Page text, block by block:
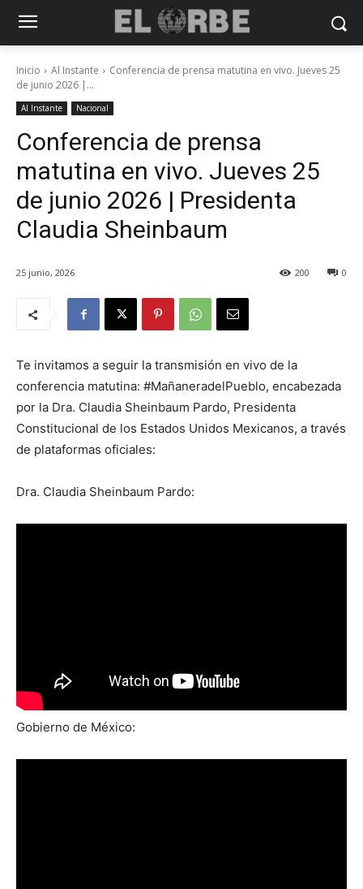
Inicio Al Instante
Conferencia de prensa matutina en vivo. Jueves 25
de junio 2026 |...
Al Instante Nacional
Conferencia de prensa
matutina en vivo. Jueves 25
de junio 2026 | Presidenta
Claudia Sheinbaum
25 junio, 2026 0
200
Te invitamos a seguir la transmisión en vivo de la
conferencia matutina: #MañaneradelPueblo, encabezada
por la Dra. Claudia Sheinbaum Pardo, Presidenta
Constitucional de los Estados Unidos Mexicanos, a través
de plataformas oficiales:
Dra. Claudia Sheinbaum Pardo:
Gobierno de México: